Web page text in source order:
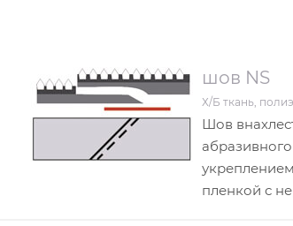
шов NS
Х/Б ткань,
Шов
пленкой с